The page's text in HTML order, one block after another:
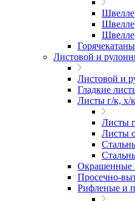
Листовой и
Листовой и
Гладкие
Листы г/к, х/
Листы
Листы
Окрашенные
Просечно-
Рифленые и